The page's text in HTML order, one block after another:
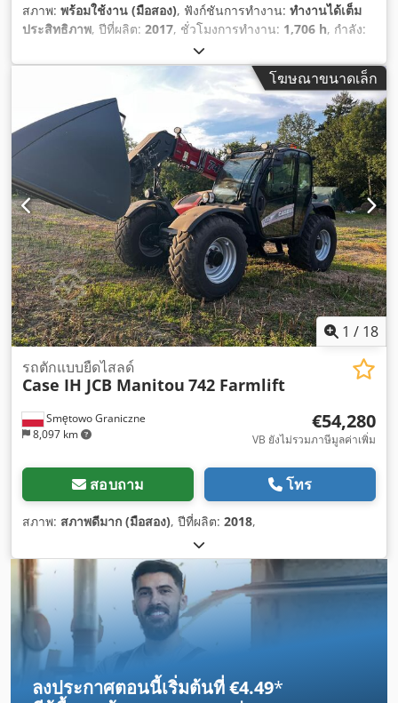
สภาพ: พร้อมใช้งาน (มือสอง), ฟังก์ชันการทำงาน: ทำงานได้เต็ม
ประสิทธิภาพ, ปีที่ผลิต: 2017, ชั่วโมงการทำงาน: 1,706 h, กำลัง:
, ประเภทเชื้อเพลิง:
สูงสุด:30 กม./ชม., การลงทะเบียนครั้งแรก:07/2017, ตรวจสอบ
07/2026, ขนาดยางหลัง: 500/85 R24,
หมายเลขเครื่องจักร/ยานพาหนะ: YHG233775, อุปกรณ์:ข้อต่อ
พ่วงรถพ่วง, ห้องโดยสาร, เครื่องตัดเมล็ดเรพ, เครื่องปรับอากาศ,
ไฟส่องสว่าง
โฆษณาขนาดเล็ก
1 / 18
Smętowo Graniczne
8,097 km
รถตักแบบยืดไสลด์
Case IH JCB Manitou 742 Farmlift
€54,280
VB ยังไม่รวมภาษีมูลค่าเพิ่ม
สอบถาม โทร
สภาพ: สภาพดีมาก (มือสอง), ปีที่ผลิต: 2018,
ลงประกาศตอนนี้เริ่มต้นที่ €4.49*